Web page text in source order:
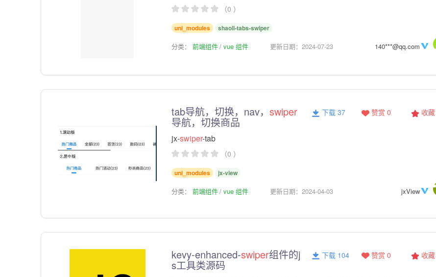
（0 ）
uni_modules shaoll-tabs-swiper
分类： 前端组件 vue 组件 更新日期：2024-07-23 140***@qq.com
tab导航，切换，nav， swiper
导航，切换商品
收藏
赞赏 0
下载 37
jx-swiper-tab
（0 ）
uni_modules jx-view
分类： 前端组件 vue 组件 更新日期：2024-04-03 jxView
kevy-enhanced-swiper组件的j
s工具类源码
收藏
赞赏 0
下载 104